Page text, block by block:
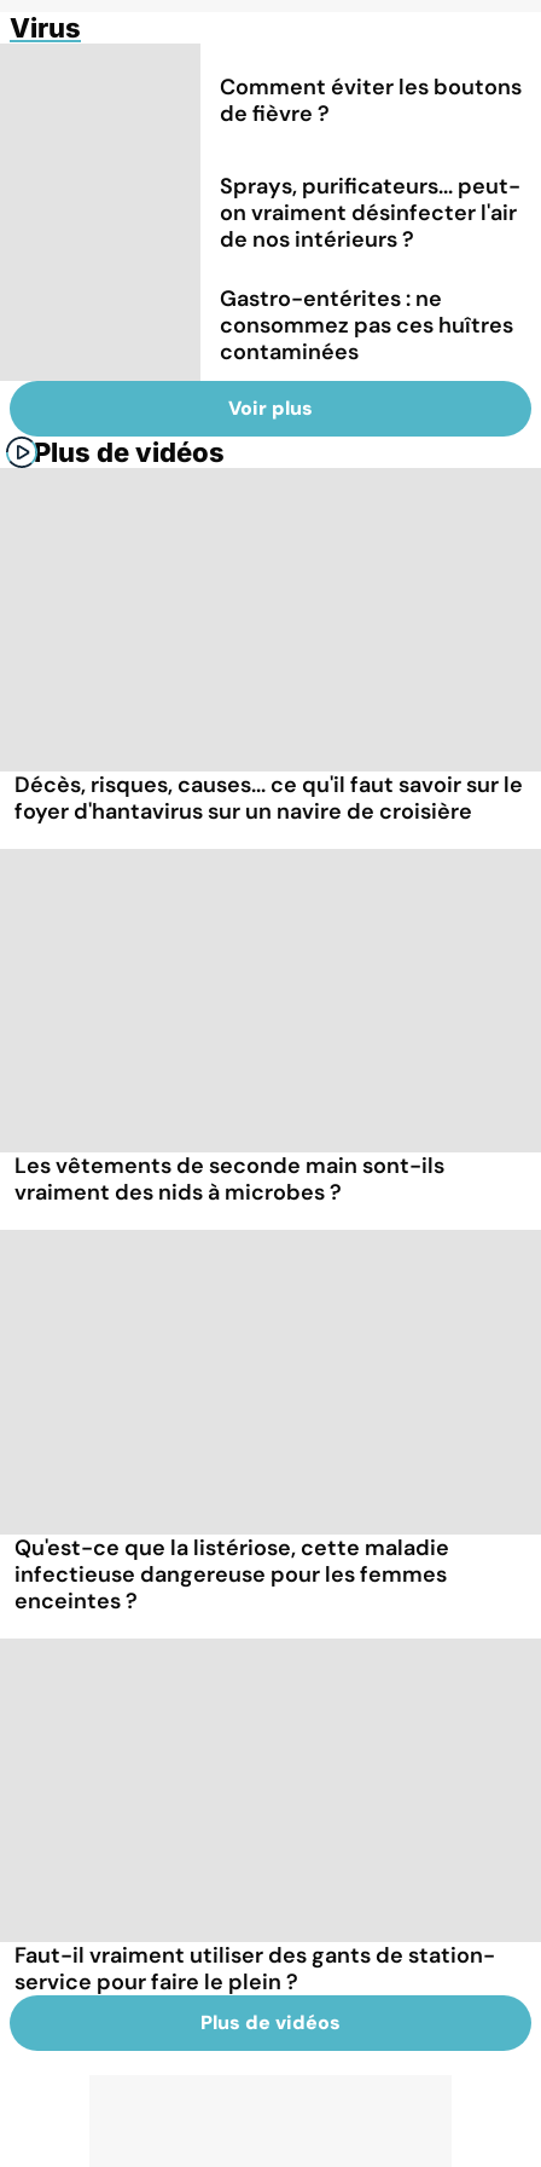
Virus
Comment éviter les boutons
de fièvre ?
Sprays, purificateurs... peut-
on vraiment désinfecter l'air
de nos intérieurs ?
Gastro-entérites : ne
consommez pas ces huîtres
contaminées
Voir plus
Plus de vidéos
Décès, risques, causes... ce qu'il faut savoir sur le
foyer d'hantavirus sur un navire de croisière
Les vêtements de seconde main sont-ils
vraiment des nids à microbes ?
Qu'est-ce que la listériose, cette maladie
infectieuse dangereuse pour les femmes
enceintes ?
Faut-il vraiment utiliser des gants de station-
service pour faire le plein ?
Plus de vidéos